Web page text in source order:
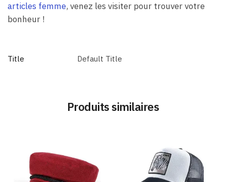
articles femme, venez les visiter pour trouver votre
bonheur !
Title Default Title
Produits similaires